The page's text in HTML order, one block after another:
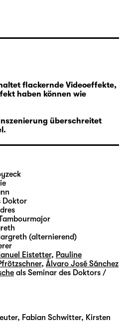
Schauspiel Leipzig
Stadtgeschichtlichen
Spuren und Stationen
in der Stadt.
flackernde Videoeffekte,
haben können wie
überschreitet
Doktor
(alternierend)
Eistetter, Pauline
, Álvaro José Sánchez
als Seminar des Doktors /
Fabian Schwitter, Kirsten